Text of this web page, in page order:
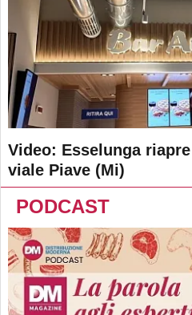
Video: Esselunga
viale Piave (Mi)
PODCAST